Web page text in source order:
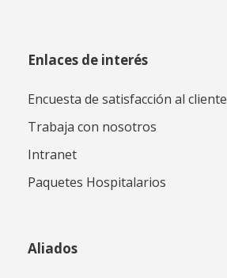
Enlaces de interés
Encuesta de satisfacción al cliente
Trabaja con nosotros
Intranet
Paquetes Hospitalarios
Aliados